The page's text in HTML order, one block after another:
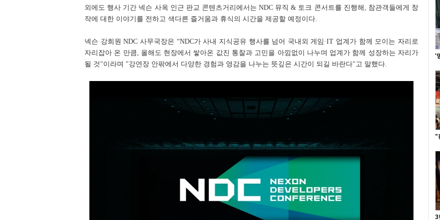
외에도 행사 기간 넥슨 사옥 인근 판교 콘텐츠거리에서는 NDC 뮤직 & 토크 콘서트를 진행해, 참관객들에게 창
작에 대한 이야기를 전하고 색다른 즐거움과 휴식의 시간을 제공할 예정이다.
넥슨 강희원 NDC 사무국장은 “NDC가 사내 지식공유 행사를 넘어 국내외 게임·IT 업계가 함께 모이는 자리로
자리잡아 온 만큼, 올해도 현장에서 쌓아온 값진 통찰과 고민을 아낌없이 나누며 업계가 함께 성장하는 자리가
될 것"이라며 "강연장 안팎에서 다양한 경험과 영감을 나누는 뜻깊은 시간이 되길 바란다"고 말했다.
'
"
3